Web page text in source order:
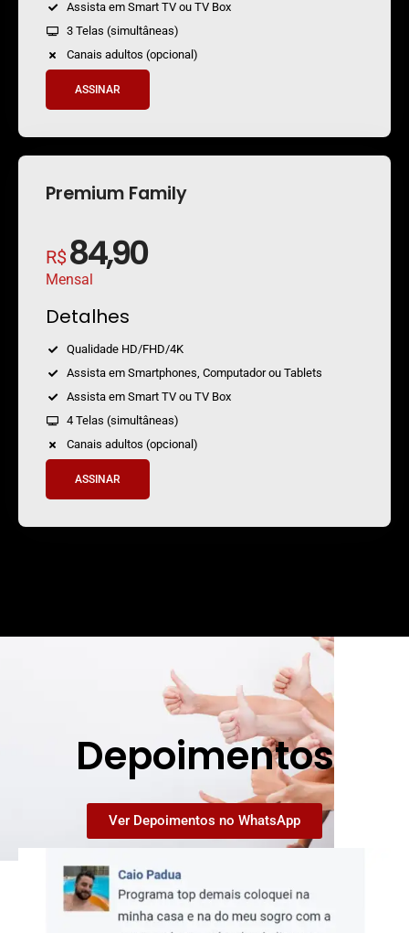
Assista em Smart TV ou TV Box
3 Telas (simultâneas)
Canais adultos (opcional)
ASSINAR
Premium Family
R$84,90
Mensal
Detalhes
Qualidade HD/FHD/4K
Assista em Smartphones, Computador ou Tablets
Assista em Smart TV ou TV Box
4 Telas (simultâneas)
Canais adultos (opcional)
ASSINAR
Depoimentos
Ver Depoimentos no WhatsApp